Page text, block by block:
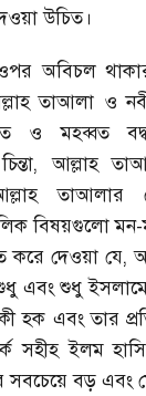
উচিত।
অবিচল
তাআলা ও
ও মহব্বত
,আল্লাহ
তাআলার
বিষয়গুলো মন-
করে দেওয়া যে,
এবং শুধু ইসলামের
হক এবং তার
সহীহ ইলম
সবচেয়ে বড় এবং